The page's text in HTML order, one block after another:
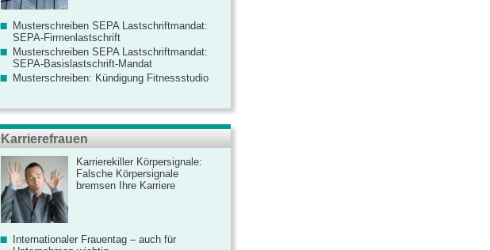
Musterschreiben SEPA Lastschriftmandat:
SEPA-Firmenlastschrift
Musterschreiben SEPA Lastschriftmandat:
SEPA-Basislastschrift-Mandat
Musterschreiben: Kündigung Fitnessstudio
Karrierefrauen
Karrierekiller Körpersignale:
Falsche Körpersignale
bremsen Ihre Karriere
Internationaler Frauentag – auch für